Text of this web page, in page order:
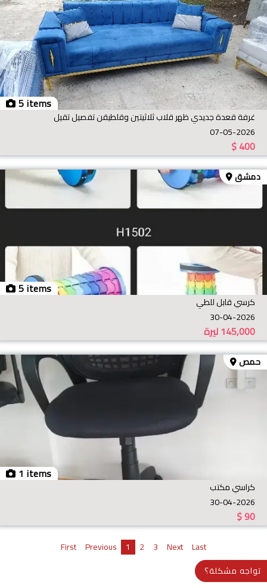
5 items
غرفة قعدة جديدي ظهر قلاب ثلاثيتين وقلطيقن تفصيل تقيل
07-05-2026
$400
5 items
دمشق
كرسي قابل للطي
30-04-2026
ليرة145,000
1 items
حمص
كراسي مكتب
30-04-2026
$90
First Previous 1 2 3 Next Last
تواجه مشكلة؟